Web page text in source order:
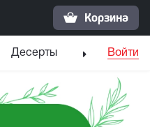
Корзина
Десерты НапиткиВойти